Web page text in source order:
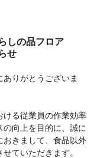
しの品フロア
せ
りがとうございま
ける従業員の作業効率
向上を目的に、誠に
おきまして、食品以外
ていただきます。